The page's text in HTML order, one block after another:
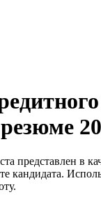
представлен в
кандидата.